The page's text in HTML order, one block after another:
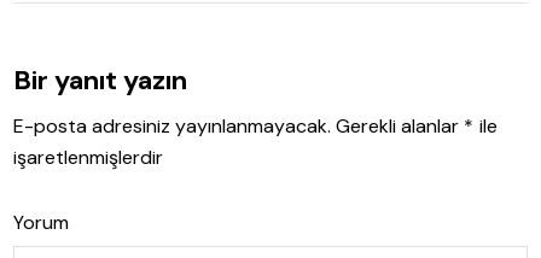
Bir yanıt yazın
E-posta adresiniz yayınlanmayacak. Gerekli alanlar * ile
işaretlenmişlerdir
Yorum